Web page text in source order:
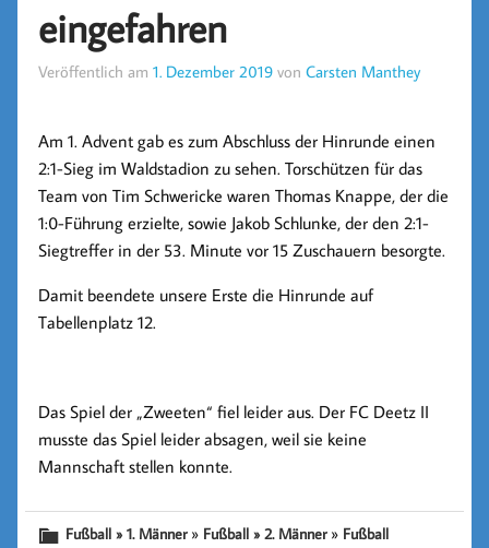
eingefahren
Veröffentlich am1. Dezember 2019 vonCarsten Manthey
Am 1. Advent gab es zum Abschluss der Hinrunde einen
2:1-Sieg im Waldstadion zu sehen. Torschützen für das
Team von Tim Schwericke waren Thomas Knappe, der die
1:0-Führung erzielte, sowie Jakob Schlunke, der den 2:1-
Siegtreffer in der 53. Minute vor 15 Zuschauern besorgte.
Damit beendete unsere Erste die Hinrunde auf
Tabellenplatz 12.
Das Spiel der „Zweeten“ fiel leider aus. Der FC Deetz II
musste das Spiel leider absagen, weil sie keine
Mannschaft stellen konnte.
Fußball » 1. Männer» Fußball » 2. Männer» Fußball